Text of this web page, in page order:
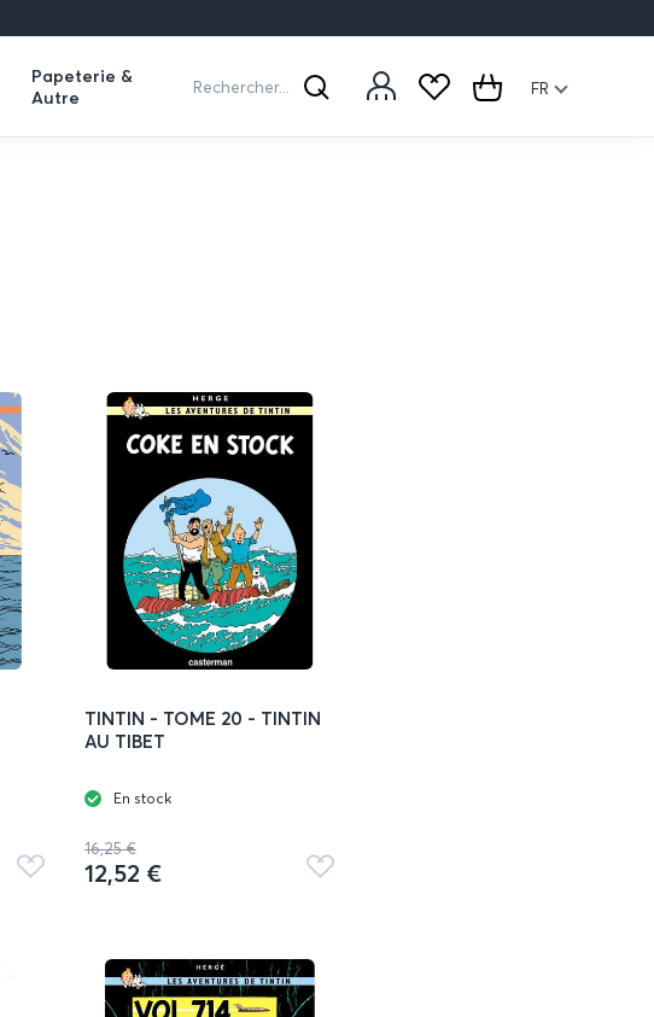
Papeterie &
Autre
Expand
Rechercher
Rechercher... Cart FR
Ajouter
TINTIN - TOME 20 - TINTIN
AU TIBET
En stock
16,25 €
12,52 €
Ajouter